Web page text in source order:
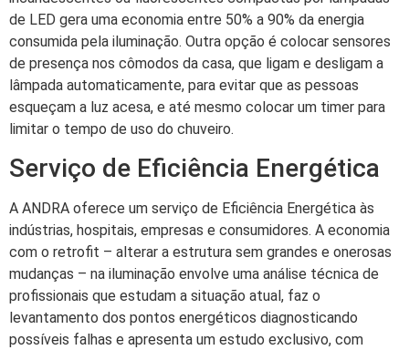
de LED gera uma economia entre 50% a 90% da energia
consumida pela iluminação. Outra opção é colocar sensores
de presença nos cômodos da casa, que ligam e desligam a
lâmpada automaticamente, para evitar que as pessoas
esqueçam a luz acesa, e até mesmo colocar um timer para
limitar o tempo de uso do chuveiro.
Serviço de Eficiência Energética
A ANDRA oferece um serviço de Eficiência Energética às
indústrias, hospitais, empresas e consumidores. A economia
com o retrofit – alterar a estrutura sem grandes e onerosas
mudanças – na iluminação envolve uma análise técnica de
profissionais que estudam a situação atual, faz o
levantamento dos pontos energéticos diagnosticando
possíveis falhas e apresenta um estudo exclusivo, com